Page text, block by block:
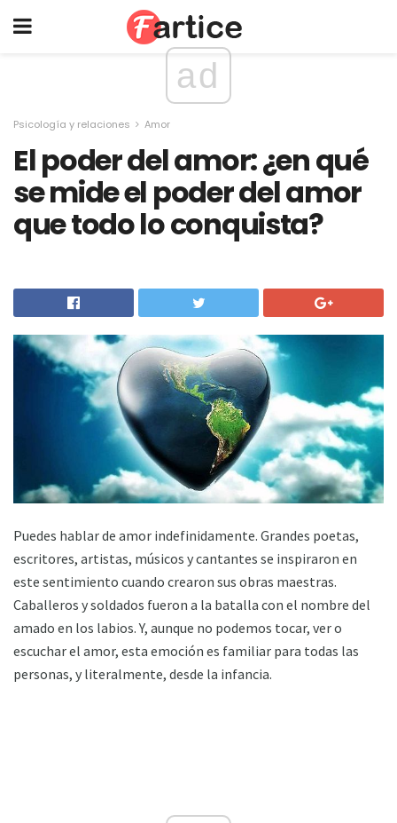
ad
Psicología y relaciones Amor
El poder del amor: ¿en qué
se mide el poder del amor
que todo lo conquista?
Puedes hablar de amor indefinidamente. Grandes poetas,
escritores, artistas, músicos y cantantes se inspiraron en
este sentimiento cuando crearon sus obras maestras.
Caballeros y soldados fueron a la batalla con el nombre del
amado en los labios. Y, aunque no podemos tocar, ver o
escuchar el amor, esta emoción es familiar para todas las
personas, y literalmente, desde la infancia.